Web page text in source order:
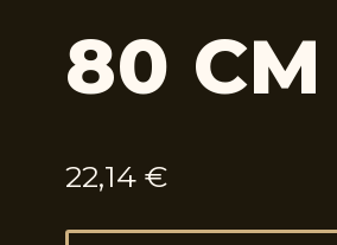
80 CM
22,14 €